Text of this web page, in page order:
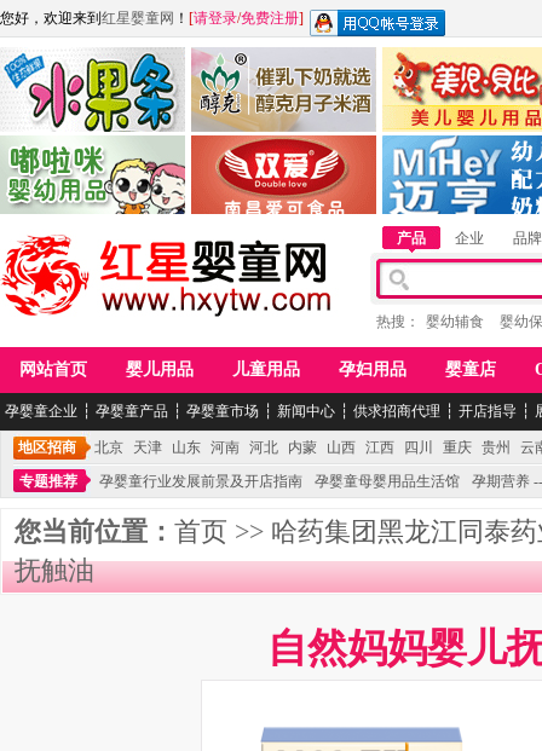
您好，欢迎来到 红星婴童网 ！ [请登录/免费注册]
江西麦嘟嘟食品有限公司
青岛嘟啦咪婴幼儿用品公司
江西醇之客月子米酒 惠州市美儿婴儿用品
湖南迈亨母婴用品有限
产品 企业 品牌
热搜： 婴幼辅食 婴幼
网站首页 婴儿用品 儿童用品 孕妇用品 婴童店
孕婴童企业 ┆ 孕婴童产品 ┆ 孕婴童市场 ┆ 新闻中心 ┆ 供求招商代理 ┆ 开店指导 ┆
地区招商 北京 天津 山东 河南 河北 内蒙 山西 江西 四川 重庆 贵州
云
专题推荐
孕婴童行业发展前景及开店指南 孕婴童母婴用品生活馆 孕期营养
您当前位置： 首页 >> 哈药集团黑龙江同泰
抚触油
自然妈妈婴儿